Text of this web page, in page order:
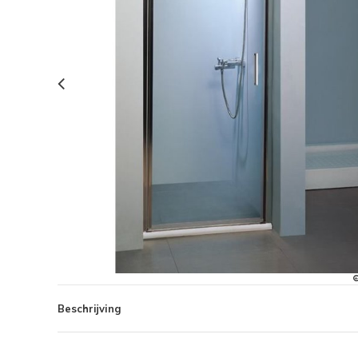
Beschrijving